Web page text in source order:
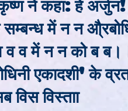
में न न
व व में न न को ब
एकादशी' के
विस्ताा